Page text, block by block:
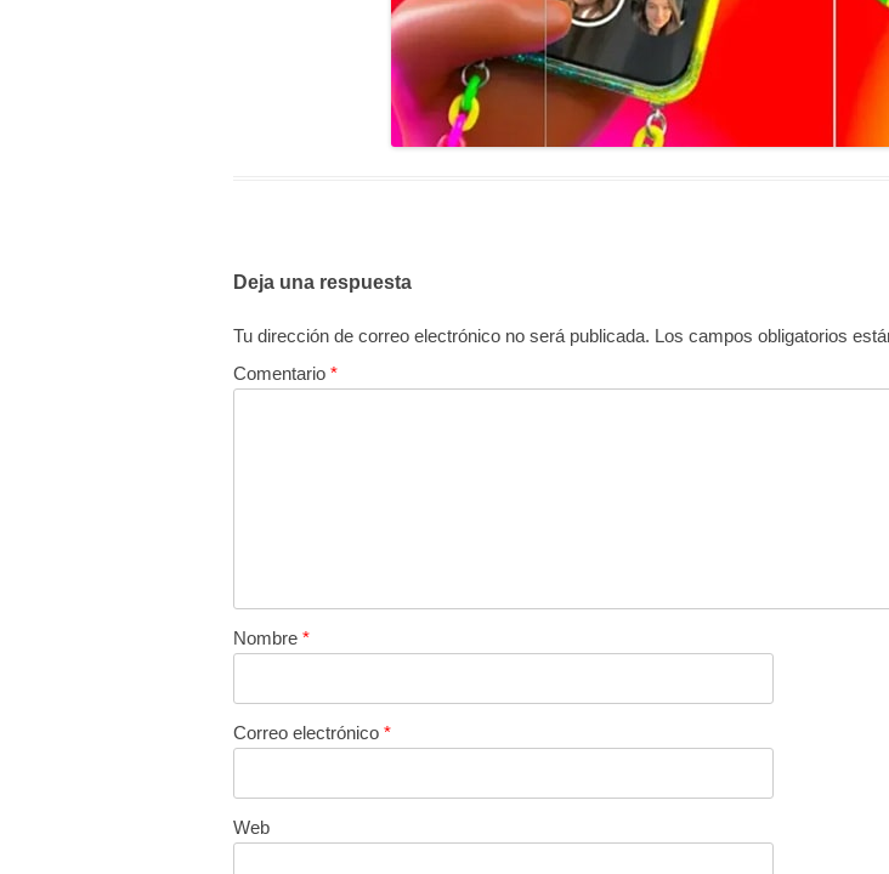
Deja una respuesta
Tu dirección de correo electrónico no será publicada. Los campos obligatorios
Comentario *
Nombre *
Correo electrónico *
Web